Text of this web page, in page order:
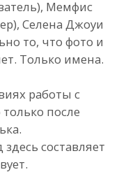
Мемфис
Селена Джоуи
то, что фото и
Только имена.
работы с
после
составляет